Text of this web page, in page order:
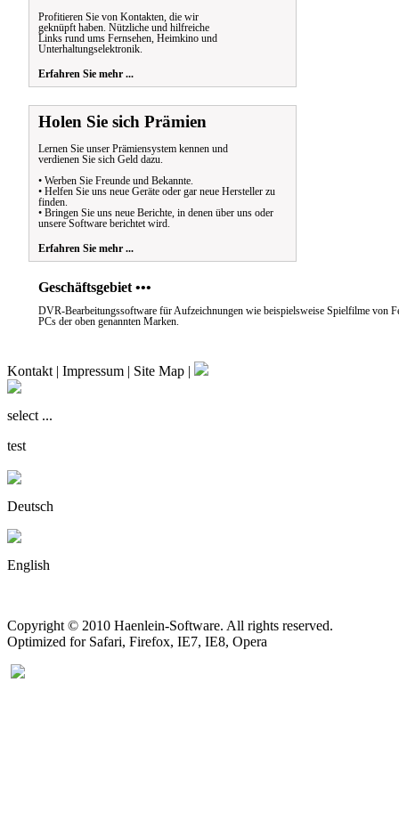
Profitieren Sie von Kontakten, die wir
geknüpft haben. Nützliche und hilfreiche
Links rund ums Fernsehen, Heimkino und
Unterhaltungselektronik.
Erfahren Sie mehr ...
Holen Sie sich Prämien
Lernen Sie unser Prämiensystem kennen und
verdienen Sie sich Geld dazu.
• Werben Sie Freunde und Bekannte.
• Helfen Sie uns neue Geräte oder gar neue Hersteller zu
finden.
• Bringen Sie uns neue Berichte, in denen über uns oder
unsere Software berichtet wird.
Erfahren Sie mehr ...
Geschäftsgebiet •••
DVR-Bearbeitungssoftware für Aufzeichnungen wie beispielsweise Spielfilme von
PCs der oben genannten Marken.
Kontakt | Impressum | Site Map |
select ...
test
Deutsch
English
Copyright © 2010 Haenlein-Software. All rights reserved.
Optimized for Safari, Firefox, IE7, IE8, Opera